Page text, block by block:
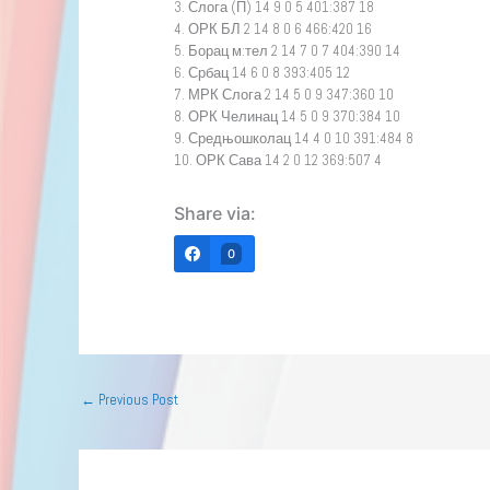
3. Слога (П) 14 9 0 5 401:387 18
4. ОРК БЛ 2 14 8 0 6 466:420 16
5. Борац м:тел 2 14 7 0 7 404:390 14
6. Србац 14 6 0 8 393:405 12
7. МРК Слога 2 14 5 0 9 347:360 10
8. ОРК Челинац 14 5 0 9 370:384 10
9. Средњошколац 14 4 0 10 391:484 8
10. ОРК Сава 14 2 0 12 369:507 4
Share via:
0
← Previous Post